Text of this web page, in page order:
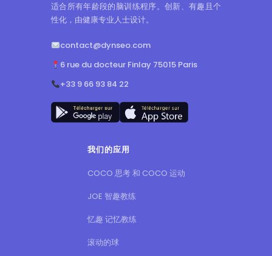
适合所有年龄段的脑训练程序。创新、有趣且个
性化，由健康专业人士设计。
contact@dynseo.com
6 rue du docteur Finlay 75015 Paris
+33 9 66 93 84 22
我们的应用
COCO 思考 和 COCO 运动
JOE 智趣教练
忆趣 记忆教练
滚动的球